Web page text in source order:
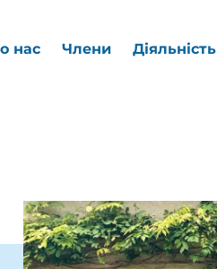
нас Члени Діяльність